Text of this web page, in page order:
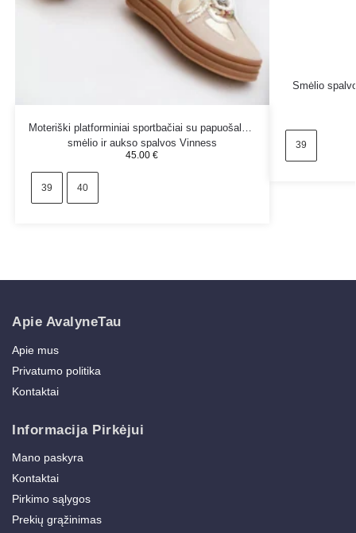
Moteriški platforminiai sportbačiai su papuošalais
smėlio ir aukso spalvos Vinness
45.00€
39 40
Smėlio
39
Apie AvalyneTau
Apie mus
Privatumo politika
Kontaktai
Informacija Pirkėjui
Mano paskyra
Kontaktai
Pirkimo sąlygos
Prekių grąžinimas